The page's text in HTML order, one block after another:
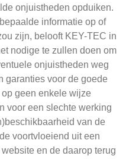
onjuistheden opduiken.
informatie op of
zijn, belooft KEY-TEC in
nodige te zullen doen om
onjuistheden weg
garanties voor de goede
geen enkele wijze
voor een slechte werking
van de
voortvloeiend uit een
en de daarop terug